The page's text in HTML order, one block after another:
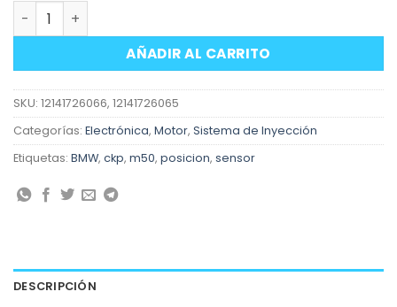
Sensor impulsos CKP motor BMW M50 cantidad
AÑADIR AL CARRITO
SKU: 12141726066, 12141726065
Categorías: Electrónica, Motor, Sistema de Inyección
Etiquetas: BMW, ckp, m50, posicion, sensor
DESCRIPCIÓN